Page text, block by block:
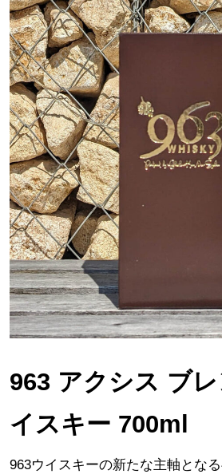
963 アクシス ブ
イスキー 700ml
963ウイスキーの新たな主軸とな